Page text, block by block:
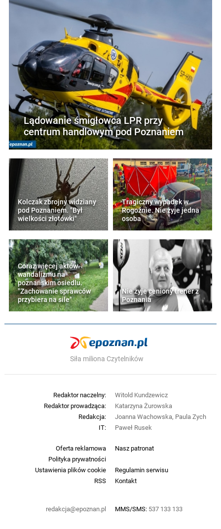
Lądowanie śmigłowca LPR przy
centrum handlowym pod Poznaniem
Kolczak zbrojny widziany
pod Poznaniem. "Był
wielkości złotówki"
Tragiczny wypadek w
Rogoźnie. Nie żyje jedna
osoba
Coraz więcej aktów
wandalizmu na
poznańskim osiedlu.
"Zachowanie sprawców
przybiera na sile"
Nie żyje ceniony trener z
Poznania
Siła miliona Czytelników
Oferta reklamowa
Nasz patronat
Polityka prywatności
Ustawienia plików cookie
Regulamin serwisu
RSS
Kontakt
redakcja@epoznan.pl MMS/SMS: 537 133 133
Redaktor naczelny:
Witold Kundzewicz
Redaktor prowadząca:
Katarzyna Żurowska
Redakcja:
Joanna Wachowska, Paula Zych
IT:
Paweł Rusek